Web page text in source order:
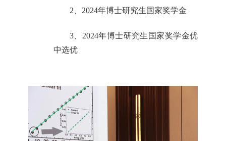
2、2024年博士研究生国家奖学金
3、2024年博士研究生国家奖学金优
中选优